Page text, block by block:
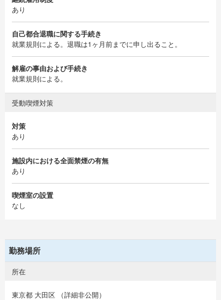
あり
自己都合退職に関する手続き
就業規則による。退職は1ヶ月前までに申し出ること。
解雇の事由および手続き
就業規則による。
受動喫煙対策
対策
あり
施設内における全面禁煙の有無
あり
喫煙室の設置
なし
勤務場所
所在
東京都 大田区 （詳細非公開）